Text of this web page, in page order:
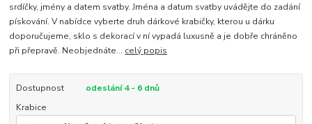
srdíčky, jmény a datem svatby. Jména a datum svatby uvádějte do zadání
pískování. V nabídce vyberte druh dárkové krabičky, kterou u dárku
doporučujeme, sklo s dekorací v ní vypadá luxusně a je dobře chráněno
při přepravě. Neobjednáte... celý popis
Dostupnost
odeslání 4 - 6 dnů
Krabice